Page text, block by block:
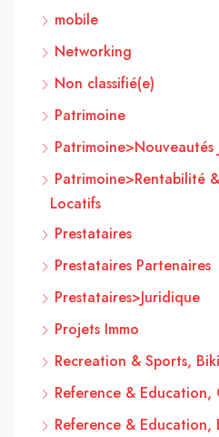
mobile
Networking
Non classifié(e)
Patrimoine
Patrimoine>Nouveautés
Patrimoine>Rentabilité
Locatifs
Prestataires
Prestataires Partenaires
Prestataires>Juridique
Projets Immo
Recreation & Sports,
Reference & Education,
Reference & Education,